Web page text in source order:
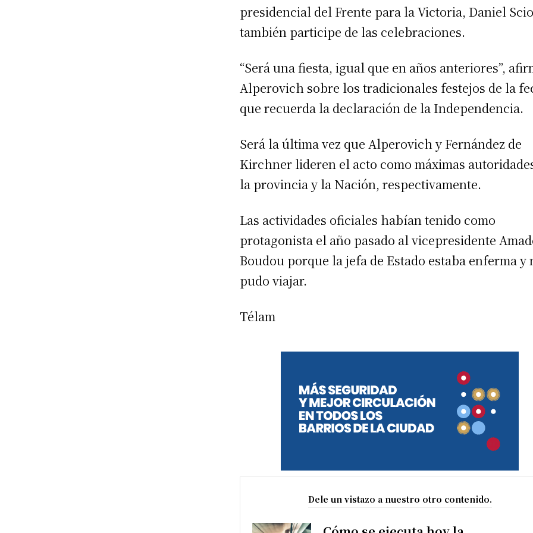
presidencial del Frente para la Victoria, Daniel
también participe de las celebraciones.
“Será una fiesta, igual que en años anteriores”,
Alperovich sobre los tradicionales festejos de la
que recuerda la declaración de la Independencia.
Será la última vez que Alperovich y Fernández de
Kirchner lideren el acto como máximas
la provincia y la Nación, respectivamente.
Las actividades oficiales habían tenido como
protagonista el año pasado al vicepresidente
Boudou porque la jefa de Estado estaba enferma y
pudo viajar.
Télam
Dele un vistazo a nuestro otro contenido.